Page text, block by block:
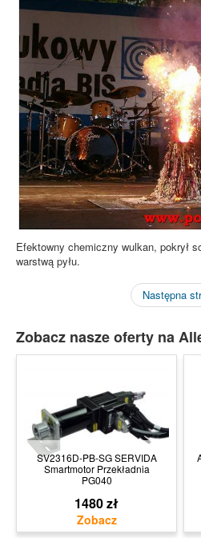
Efektowny chemiczny wulkan, pokrył
warstwą pyłu.
Następna
Zobacz nasze oferty na
SV2316D-PB-SG SERVIDA
Smartmotor Przekładnia
PG040
1480 zł